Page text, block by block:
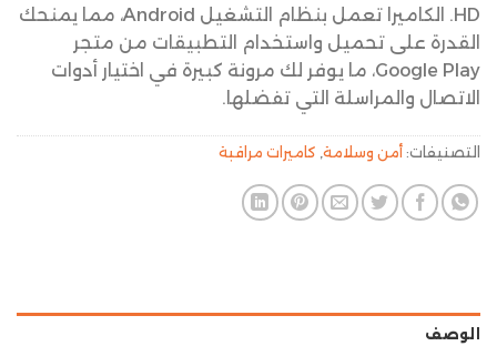
HD. الكاميرا تعمل بنظام التشغيل Android، مما يمنحك
القدرة على تحميل واستخدام التطبيقات من متجر
Google Play، ما يوفر لك مرونة كبيرة في اختيار أدوات
الاتصال والمراسلة التي تفضلها.
التصنيفات: أمن وسلامة, كاميرات مراقبة
الوصف